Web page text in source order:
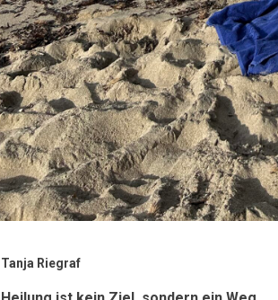
Tanja Riegraf